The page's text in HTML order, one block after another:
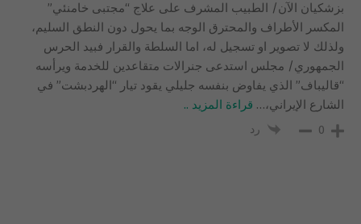
بزشكيان الآن/ الطبيب المشرف على علاج “مجتبى خامنئي”
المكسر الأطراف والمحترق الوجه بما يحول دون النطق السليم،
ولذلك لا تصوير او تسجيل له، اما السلطة والقرار فبيد الحرس
الجمهوري/ مجلس استدعى جنرالات متقاعدين للخدمة ويرأسه
“قاليباف” الذي يفاوض بنفسه جليلي يقود تيار “الهردبشت” في
الشارع الإيراني،… قراءة المزيد ..
0 رد